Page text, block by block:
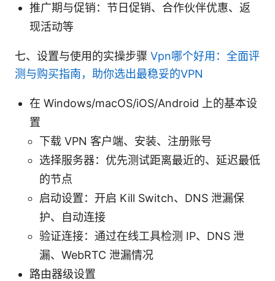
推广期与促销：节日促销、合作伙伴优惠、返
现活动等
七、设置与使用的实操步骤 Vpn哪个好用：全面评
测与购买指南，助你选出最稳妥的VPN
在 Windows/macOS/iOS/Android 上的基本设
置
下载 VPN 客户端、安装、注册账号
选择服务器：优先测试距离最近的、延迟最低
的节点
启动设置：开启 Kill Switch、DNS 泄漏保
护、自动连接
验证连接：通过在线工具检测 IP、DNS 泄
漏、WebRTC 泄漏情况
路由器级设置